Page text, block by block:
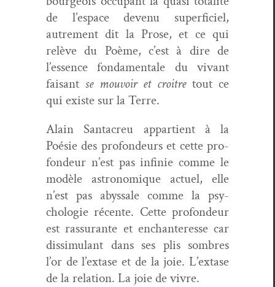
de l’e­space devenu super­fi­ciel,
autrement dit la Prose, et ce qui
relève du Poème, c’est à dire de
l’essence fon­da­men­tale du vivant
faisant se mou­voir et croitretout ce
qui existe sur la Terre.
Alain San­tacreu appar­tient à la
Poésie des pro­fondeurs et cette pro­
fondeur n’est pas infinie comme le
mod­èle astronomique actuel, elle
n’est pas abyssale comme la psy­
cholo­gie récente. Cette pro­fondeur
est ras­sur­ante et enchanter­esse car
dis­sim­u­lant dans ses plis som­bres
l’or de l’ex­tase et de la joie. L’ex­tase
de la rela­tion. La joie de vivre.